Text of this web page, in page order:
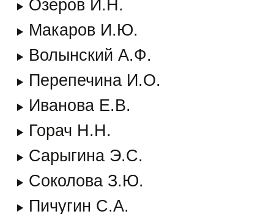
Озеров И.Н.
Макаров И.Ю.
Волынский А.Ф.
Перепечина И.О.
Иванова Е.В.
Горач Н.Н.
Сарыгина Э.С.
Соколова З.Ю.
Пичугин С.А.